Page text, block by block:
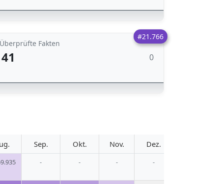
#21.766
Überprüfte Fakten
41 0
Sep. Okt. Nov. Dez.
- - - -